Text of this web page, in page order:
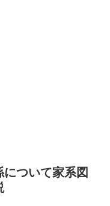
ついて家系図